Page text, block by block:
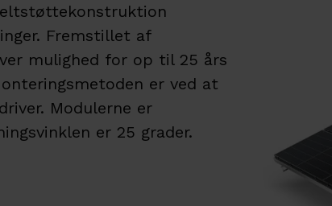
Fremstillet af
mulighed for op til 25 års
er ved at
Modulerne er
er 25 grader.